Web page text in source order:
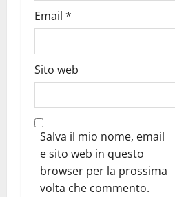
Email *
Sito web
Salva il mio nome, email
e sito web in questo
browser per la prossima
volta che commento.